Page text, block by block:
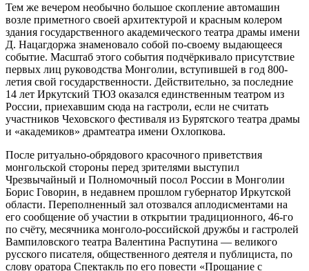
Тем же вечером необычно большое скопление автомашин
возле приметного своей архитектурой и красным колером
здания государственного академического театра драмы имени
Д. Нацагдоржа знаменовало собой по-своему выдающееся
событие. Масштаб этого события подчёркивало присутствие
первых лиц руководства Монголии, вступившей в год 800-
летия свой государственности. Действительно, за последние
14 лет Иркутский ТЮЗ оказался единственным театром из
России, приехавшим сюда на гастроли, если не считать
участников Чеховского фестиваля из Бурятского театра драмы
и «академиков» драмтеатра имени Охлопкова.
После ритуально-обрядового красочного приветствия
монгольской стороны перед зрителями выступил
Чрезвычайный и Полномочный посол России в Монголии
Борис Говорин, в недавнем прошлом губернатор Иркутской
области. Переполненный зал отозвался аплодисментами на
его сообщение об участии в открытии традиционного, 46-го
по счёту, месячника монголо-российской дружбы и гастролей
Вампиловского театра Валентина Распутина — великого
русского писателя, общественного деятеля и публициста, по
слову оратора Спектакль по его повести «Прощание с